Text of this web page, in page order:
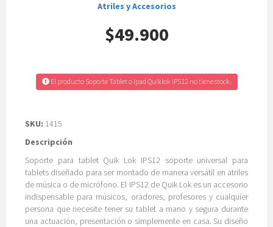
Atriles y Accesorios
$49.900
El producto Soporte Tablet o Ipad Quiklok IPS12 no tiene stock.
SKU: 1415
Descripción
Soporte para tablet Quik Lok IPS12 soporte universal para
tablets diseñado para ser montado de manera versátil en atriles
de música o de micrófono. El IPS12 de Quik Lok es un accesorio
indispensable para músicos, oradores, profesores y cualquier
persona que necesite tener su tablet a mano y segura durante
una actuación, presentación o simplemente en casa. Su diseño